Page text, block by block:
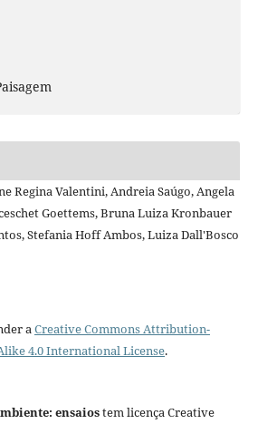
Regina Valentini, Andreia Saúgo, Angela
Goettems, Bruna Luiza Kronbauer
Stefania Hoff Ambos, Luiza Dall'Bosco
aCreative Commons Attribution-
4.0 International License.
ensaiostem licença Creative